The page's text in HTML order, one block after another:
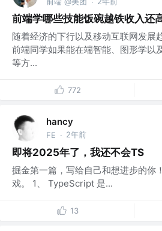
前端学哪些技能饭碗越铁收入还
随着经济的下行以及移动互联网发展
前端同学如果能在端智能、图形学以
等方...
772
hancy
FE · 2年前
即将2025年了，我还不会TS
掘金第一篇，写给自己和想进步的你
戏。 1、 TypeScript 是...
13